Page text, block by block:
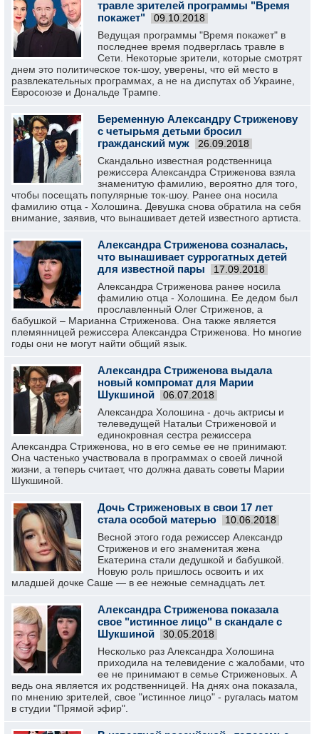
травле зрителей программы "Время
покажет"
09.10.2018
Ведущая программы "Время покажет" в
последнее время подверглась травле в
Сети. Некоторые зрители, которые смотрят
днем это политическое ток-шоу, уверены, что ей место в
развлекательных программах, а не на диспутах об Украине,
Евросоюзе и Дональде Трампе.
Беременную Александру Стриженову
с четырьмя детьми бросил
гражданский муж
26.09.2018
Скандально известная родственница
режиссера Александра Стриженова взяла
знаменитую фамилию, вероятно для того,
чтобы посещать популярные ток-шоу. Ранее она носила
фамилию отца - Холошина. Девушка снова обратила на себя
внимание, заявив, что вынашивает детей известного артиста.
Александра Стриженова созналась,
что вынашивает суррогатных детей
для известной пары
17.09.2018
Александра Стриженова ранее носила
фамилию отца - Холошина. Ее дедом был
прославленный Олег Стриженов, а
бабушкой – Марианна Стриженова. Она также является
племянницей режиссера Александра Стриженова. Но многие
годы они не могут найти общий язык.
Александра Стриженова выдала
новый компромат для Марии
Шукшиной
06.07.2018
Александра Холошина - дочь актрисы и
телеведущей Натальи Стриженовой и
единокровная сестра режиссера
Александра Стриженова, но в его семье ее не принимают.
Она частенько участвовала в программах о своей личной
жизни, а теперь считает, что должна давать советы Марии
Шукшиной.
Дочь Стриженовых в свои 17 лет
стала особой матерью
10.06.2018
Весной этого года режиссер Александр
Стриженов и его знаменитая жена
Екатерина стали дедушкой и бабушкой.
Новую роль пришлось освоить и их
младшей дочке Саше — в ее нежные семнадцать лет.
Александра Стриженова показала
свое "истинное лицо" в скандале с
Шукшиной
30.05.2018
Несколько раз Александра Холошина
приходила на телевидение с жалобами, что
ее не принимают в семье Стриженовых. А
ведь она является их родственницей. На днях она показала,
по мнению зрителей, свое "истинное лицо" - ругалась матом
в студии "Прямой эфир".